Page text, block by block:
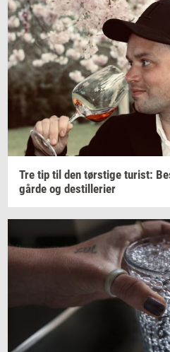
Tre tip til den tørsti­ge turist:
går­de og destil­le­ri­er